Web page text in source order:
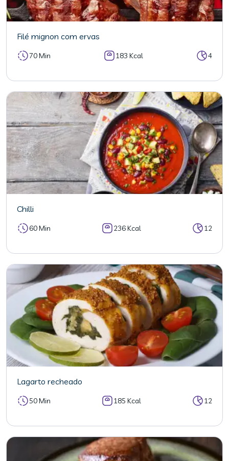
Filé mignon com ervas
70 Min 183 Kcal 4
Chilli
60 Min 236 Kcal 12
Lagarto recheado
50 Min 185 Kcal 12